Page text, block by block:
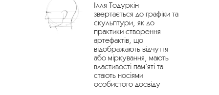
Ілля Тодуркін
звертається до графіки та
скульптури, як до
практики створення
артефактів, що
відображають відчуття
або міркування, мають
властивості пам’яті та
стають носіями
особистого досвіду